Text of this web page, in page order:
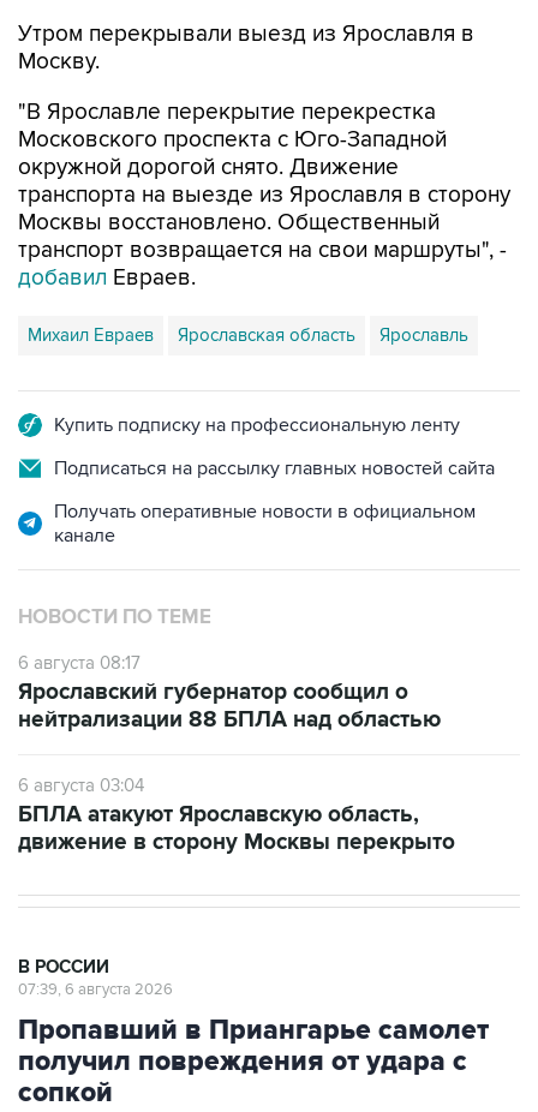
Утром перекрывали выезд из Ярославля в
Москву.
"В Ярославле перекрытие перекрестка
Московского проспекта с Юго-Западной
окружной дорогой снято. Движение
транспорта на выезде из Ярославля в сторону
Москвы восстановлено. Общественный
транспорт возвращается на свои маршруты", -
добавил Евраев.
Михаил Евраев Ярославская область Ярославль
Купить подписку на профессиональную ленту
Подписаться на рассылку главных новостей сайта
Получать оперативные новости в официальном
канале
НОВОСТИ ПО ТЕМЕ
6 августа 08:17
Ярославский губернатор сообщил о
нейтрализации 88 БПЛА над областью
6 августа 03:04
БПЛА атакуют Ярославскую область,
движение в сторону Москвы перекрыто
В РОССИИ
07:39, 6 августа 2026
Пропавший в Приангарье самолет
получил повреждения от удара с
сопкой